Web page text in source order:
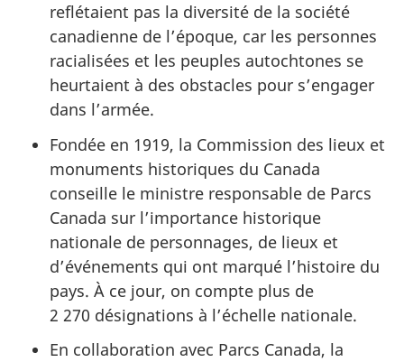
reflétaient pas la diversité de la société
canadienne de l’époque, car les personnes
racialisées et les peuples autochtones se
heurtaient à des obstacles pour s’engager
dans l’armée.
Fondée en 1919, la Commission des lieux et
monuments historiques du Canada
conseille le ministre responsable de Parcs
Canada sur l’importance historique
nationale de personnages, de lieux et
d’événements qui ont marqué l’histoire du
pays. À ce jour, on compte plus de
2 270 désignations à l’échelle nationale.
En collaboration avec Parcs Canada, la